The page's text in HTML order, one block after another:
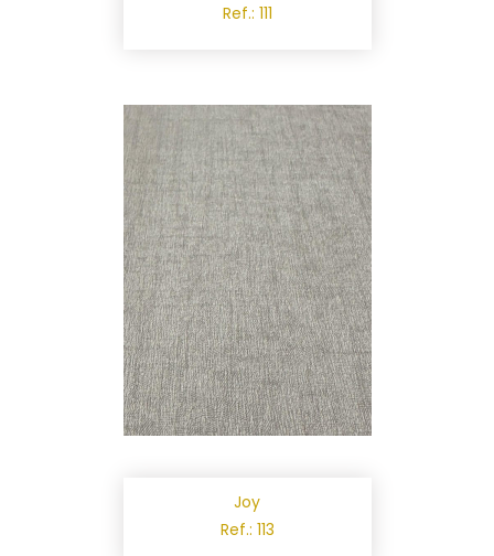
Ref.: 111
Joy
Ref.: 113